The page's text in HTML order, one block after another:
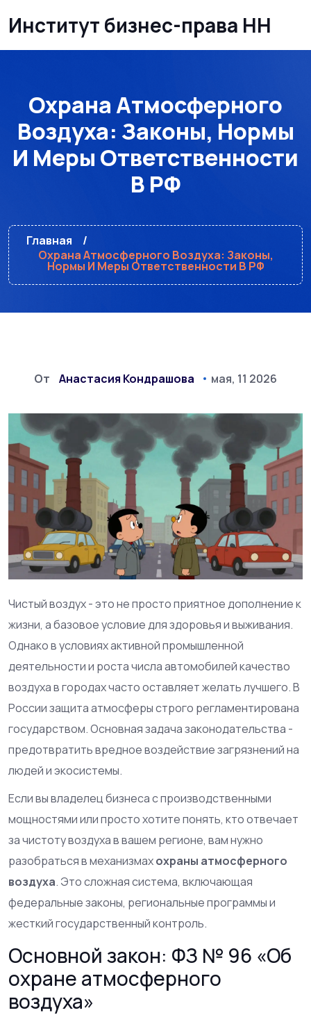
Институт бизнес-права НН
Охрана Атмосферного
Воздуха: Законы, Нормы
И Меры Ответственности
В РФ
Главная
Охрана Атмосферного Воздуха: Законы,
Нормы И Меры Ответственности В РФ
От Анастасия Кондрашова мая, 11 2026
Чистый воздух - это не просто приятное дополнение к
жизни, а базовое условие для здоровья и выживания.
Однако в условиях активной промышленной
деятельности и роста числа автомобилей качество
воздуха в городах часто оставляет желать лучшего. В
России защита атмосферы строго регламентирована
государством. Основная задача законодательства -
предотвратить вредное воздействие загрязнений на
людей и экосистемы.
Если вы владелец бизнеса с производственными
мощностями или просто хотите понять, кто отвечает
за чистоту воздуха в вашем регионе, вам нужно
разобраться в механизмахохраны атмосферного
воздуха. Это сложная система, включающая
федеральные законы, региональные программы и
жесткий государственный контроль.
Основной закон: ФЗ № 96 «Об
охране атмосферного
воздуха»